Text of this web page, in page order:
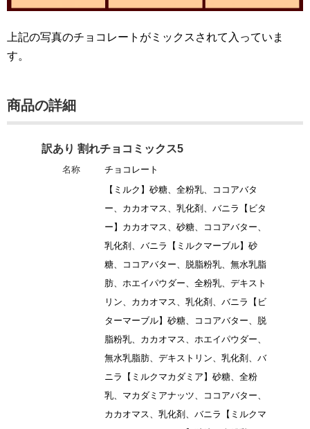
上記の写真のチョコレートがミックスされて入っていま
す。
商品の詳細
訳あり 割れチョコミックス5
名称 チョコレート
【ミルク】砂糖、全粉乳、ココアバタ
ー、カカオマス、乳化剤、バニラ【ビタ
ー】カカオマス、砂糖、ココアバター、
乳化剤、バニラ【ミルクマーブル】砂
糖、ココアバター、脱脂粉乳、無水乳脂
肪、ホエイパウダー、全粉乳、デキスト
リン、カカオマス、乳化剤、バニラ【ビ
ターマーブル】砂糖、ココアバター、脱
脂粉乳、カカオマス、ホエイパウダー、
無水乳脂肪、デキストリン、乳化剤、バ
ニラ【ミルクマカダミア】砂糖、全粉
乳、マカダミアナッツ、ココアバター、
カカオマス、乳化剤、バニラ【ミルクマ